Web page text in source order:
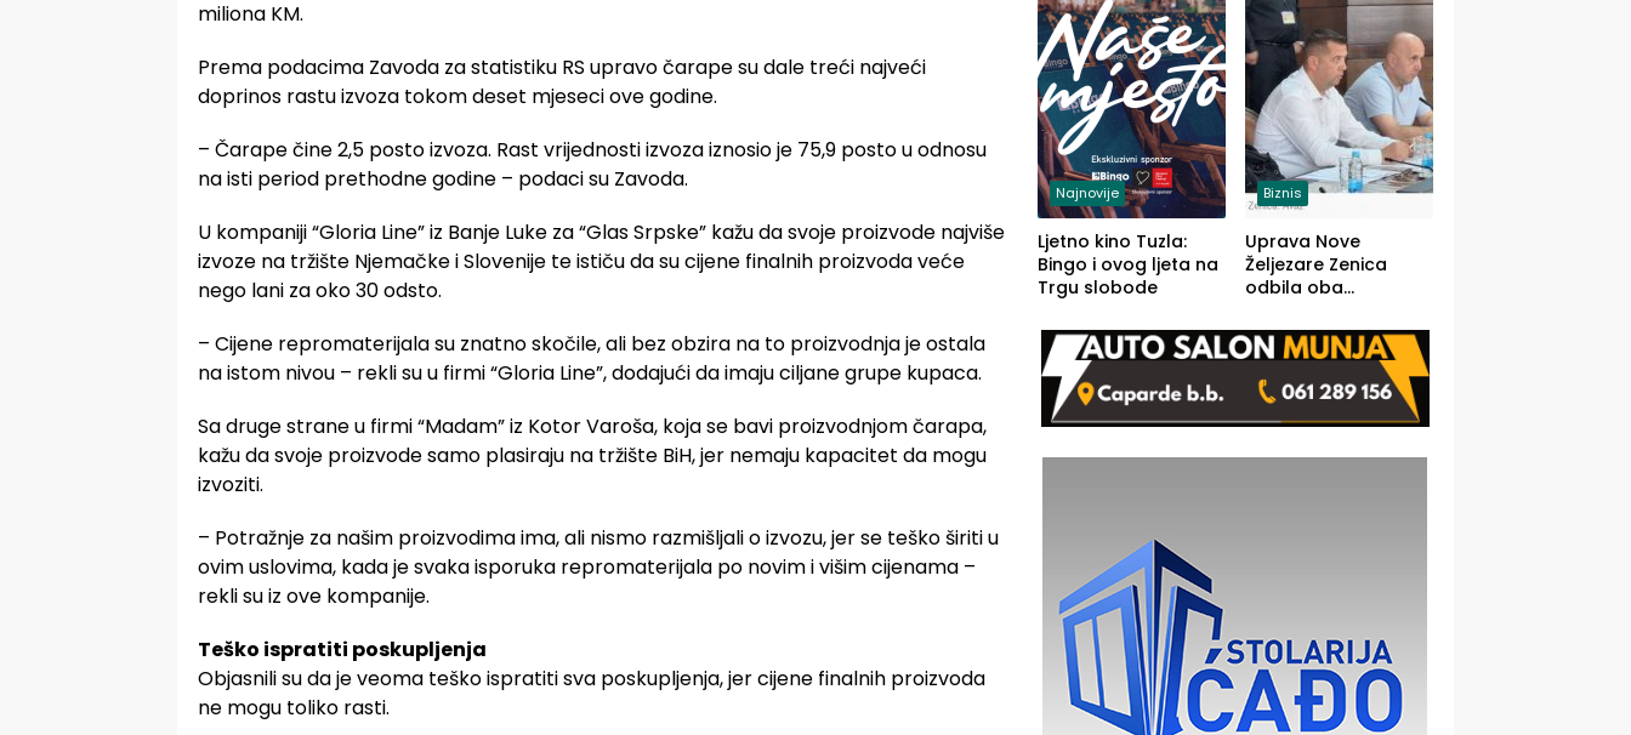
miliona KM.
Prema podacima Zavoda za statistiku RS upravo čarape su dale treći najveći
doprinos rastu izvoza tokom deset mjeseci ove godine.
– Čarape čine 2,5 posto izvoza. Rast vrijednosti izvoza iznosio je 75,9 posto u odnosu
na isti period prethodne godine – podaci su Zavoda.
U kompaniji “Gloria Line” iz Banje Luke za “Glas Srpske” kažu da svoje proizvode najviše
izvoze na tržište Njemačke i Slovenije te ističu da su cijene finalnih proizvoda veće
nego lani za oko 30 odsto.
– Cijene repromaterijala su znatno skočile, ali bez obzira na to proizvodnja je ostala
na istom nivou – rekli su u firmi “Gloria Line”, dodajući da imaju ciljane grupe kupaca.
Sa druge strane u firmi “Madam” iz Kotor Varoša, koja se bavi proizvodnjom čarapa,
kažu da svoje proizvode samo plasiraju na tržište BiH, jer nemaju kapacitet da mogu
izvoziti.
– Potražnje za našim proizvodima ima, ali nismo razmišljali o izvozu, jer se teško širiti u
ovim uslovima, kada je svaka isporuka repromaterijala po novim i višim cijenama –
rekli su iz ove kompanije.
Teško ispratiti poskupljenja
Objasnili su da je veoma teško ispratiti sva poskupljenja, jer cijene finalnih proizvoda
ne mogu toliko rasti.
Najnovije
Ljetno kino Tuzla:
Bingo i ovog ljeta na
Trgu slobode
Biznis
Uprava Nove
Željezare Zenica
odbila oba
FBiH: Ustrajni da je
stečaj jedino rješenje